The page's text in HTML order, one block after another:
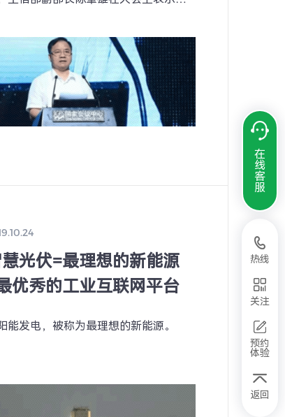
攻坚期，未来将以两化融合为主线协
进两个强国建设。
光伏=最理想的新能源
优秀的工业互联网平台
能发电，被称为最理想的新能源。
在
线
客
服
热线
关注
预约
体验
返回